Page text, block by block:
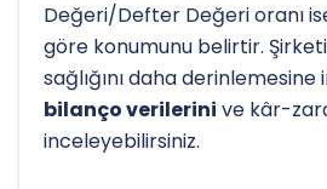
Değeri/Defter Değeri oranı
göre konumunu belirtir.
sağlığını daha
bilanço verilerini ve kâr-
inceleyebilirsiniz.